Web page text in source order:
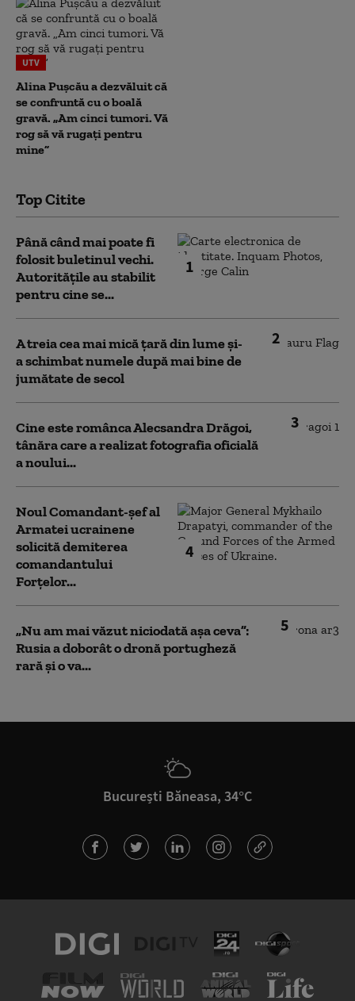
UTV
Alina Pușcău a dezvăluit că
se confruntă cu o boală
gravă. „Am cinci tumori. Vă
rog să vă rugați pentru
mine”
Top Citite
1
Până când mai poate fi
folosit buletinul vechi.
Autoritățile au stabilit
pentru cine se...
2
A treia cea mai mică țară din lume și-
a schimbat numele după mai bine de
jumătate de secol
3
Cine este românca Alecsandra Drăgoi,
tânăra care a realizat fotografia oficială
a noului...
4
Noul Comandant-șef al
Armatei ucrainene
solicită demiterea
comandantului
Forțelor...
5
„Nu am mai văzut niciodată așa ceva”:
Rusia a doborât o dronă portugheză
rară și o va...
București Băneasa, 34°C